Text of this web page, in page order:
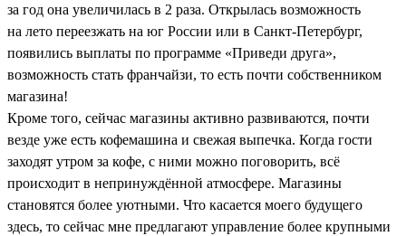
за год она увеличилась в 2 раза. Открылась возможность
на лето переезжать на юг России или в Санкт-Петербург,
появились выплаты по программе «Приведи друга»,
возможность стать франчайзи, то есть почти собственником
магазина!
Кроме того, сейчас магазины активно развиваются, почти
везде уже есть кофемашина и свежая выпечка. Когда гости
заходят утром за кофе, с ними можно поговорить, всё
происходит в непринуждённой атмосфере. Магазины
становятся более уютными. Что касается моего будущего
здесь, то сейчас мне предлагают управление более крупными